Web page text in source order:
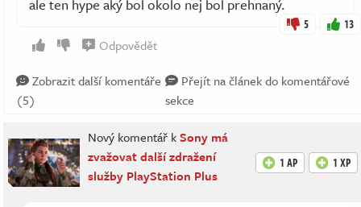
ale ten hype aký bol okolo nej bol prehnaný.
5 13
Odpovědět
Zobrazit další komentáře
(5)
Přejít na článek do komentářové
sekce
Nový komentář kSony má
zvažovat další zdražení
služby PlayStation Plus
1 AP 1 XP